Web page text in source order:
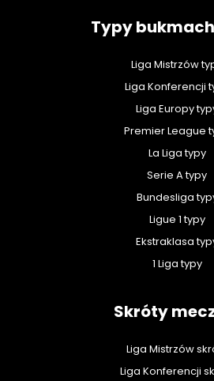
Typy
Liga Mistrzów
Liga Konferencji
Liga Europy
Premier League
La Liga typy
Serie A typy
Bundesliga
Ligue 1 typy
Ekstraklasa
1 Liga typy
Skróty
Liga Mistrzów
Liga Konferencji